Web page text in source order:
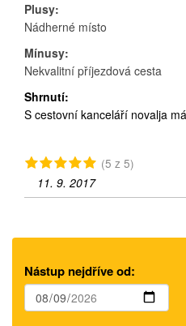
Plusy:
Nádherné místo
Mínusy:
Nekvalitní příjezdová cesta
Shrnutí:
S cestovní kanceláří novalja
(5 z 5)
11. 9. 2017
Nástup nejdříve od: